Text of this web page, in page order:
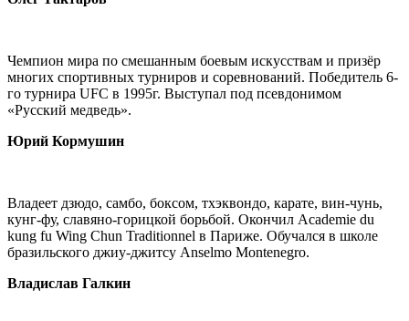
Чемпион мира по смешанным боевым искусствам и призёр
многих спортивных турниров и соревнований. Победитель 6-
го турнира UFC в 1995г. Выступал под псевдонимом
«Русский медведь».
Юрий Кормушин
Владеет дзюдо, самбо, боксом, тхэквондо, карате, вин-чунь,
кунг-фу, славяно-горицкой борьбой. Окончил Academie du
kung fu Wing Chun Traditionnel в Париже. Обучался в школе
бразильского джиу-джитсу Anselmo Montenegro.
Владислав Галкин